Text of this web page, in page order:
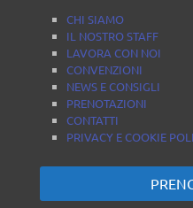
CHI SIAMO
IL NOSTRO STAFF
LAVORA CON NOI
CONVENZIONI
NEWS E CONSIGLI
PRENOTAZIONI
CONTATTI
PRIVACY E COOKIE